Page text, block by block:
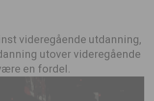
videregående utdanning,
utover videregående
en fordel.